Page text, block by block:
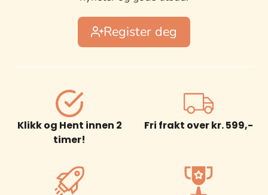
Register deg
Klikk og Hent innen 2
timer!
Fri frakt over kr. 599,-